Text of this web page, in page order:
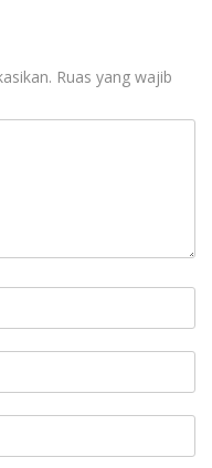
Ruas yang wajib